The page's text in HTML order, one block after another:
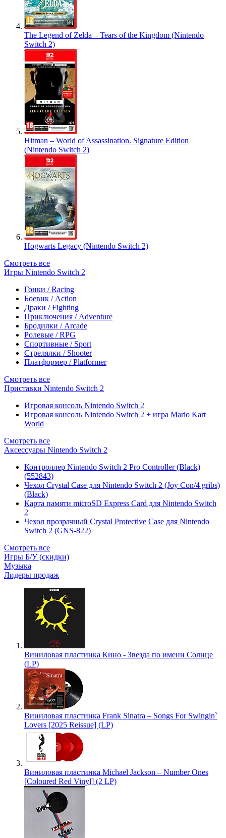
The Legend of Zelda – Tears of the Kingdom (Nintendo
Switch 2)
Hitman – World of Assassination. Signature Edition
(Nintendo Switch 2)
Hogwarts Legacy (Nintendo Switch 2)
Смотреть все
Игры Nintendo Switch 2
Гонки / Racing
Боевик / Action
Драки / Fighting
Приключения / Adventure
Бродилки / Arcade
Ролевые / RPG
Спортивные / Sport
Стрелялки / Shooter
Платформер / Platformer
Смотреть все
Приставки Nintendo Switch 2
Игровая консоль Nintendo Switch 2
Игровая консоль Nintendo Switch 2 + игра Mario Kart
World
Смотреть все
Аксессуары Nintendo Switch 2
Контроллер Nintendo Switch 2 Pro Controller (Black)
(552843)
Чехол Сrystal Сase для Nintendo Switch 2 (Joy Con/4 gribs)
(Black)
Карта памяти microSD Express Card для Nintendo Switch
2
Чехол прозрачный Crystal Protective Case для Nintendo
Switch 2 (GNS-822)
Смотреть все
Игры Б/У (скидки)
Музыка
Лидеры продаж
Виниловая пластинка Кино - Звезда по имени Солнце
(LP)
Виниловая пластинка Frank Sinatra – Songs For Swingin`
Lovers [2025 Reissue] (LP)
Виниловая пластинка Michael Jackson – Number Ones
[Coloured Red Vinyl] (2 LP)